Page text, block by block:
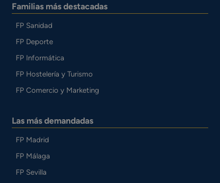
Familias más destacadas
FP Sanidad
FP Deporte
FP Informática
FP Hostelería y Turismo
FP Comercio y Marketing
Las más demandadas
FP Madrid
FP Málaga
FP Sevilla